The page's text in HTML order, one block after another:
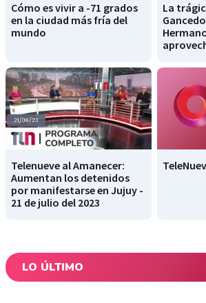
Cómo es vivir a -71 grados
en la ciudad más fría del
mundo
La
Telenueve al Amanecer:
Aumentan los detenidos
por manifestarse en Jujuy -
21 de julio del 2023
LO ÚLTIMO